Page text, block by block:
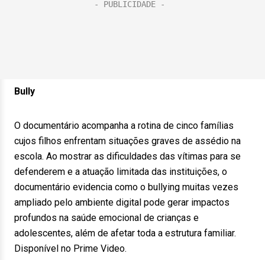
Bully
O documentário acompanha a rotina de cinco famílias
cujos filhos enfrentam situações graves de assédio na
escola. Ao mostrar as dificuldades das vítimas para se
defenderem e a atuação limitada das instituições, o
documentário evidencia como o bullying muitas vezes
ampliado pelo ambiente digital pode gerar impactos
profundos na saúde emocional de crianças e
adolescentes, além de afetar toda a estrutura familiar.
Disponível no Prime Video.